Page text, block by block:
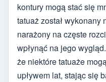
kontury mogą stać się
tatuaż został wykonany
narażony na częste
wpłynąć na jego
że niektóre tatuaże
upływem lat, stając się